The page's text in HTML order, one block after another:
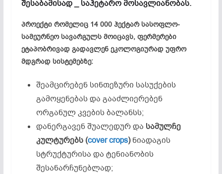
შესაბამისად _ საჰეტარო მოსავლიანობას.
პროექტი რომელიც 14 000 ჰექტარ სასოფლო-
სამეურნეო სავარგულს მოიცავს, ფერმერები
ეტაპობრივად გადავლენ ეკოლოგიურად უფრო
მდგრად სისტემებზე:
შეამცირებენ სინთეზური სასუქების
გამოყენებას და გააძლიერებენ
ორგანულ კვების ბალანსს;
დანერგავენ შუალედურ და სამულჩე
კულტურებს(cover crops)ნიადაგის
სტრუქტურისა და ტენიანობის
შესანარჩუნებლად;